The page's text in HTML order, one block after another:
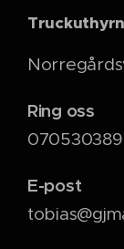
Ring oss
E-post